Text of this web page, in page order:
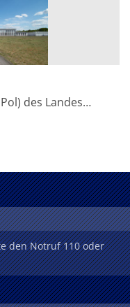
des Landes…
den Notruf 110 oder